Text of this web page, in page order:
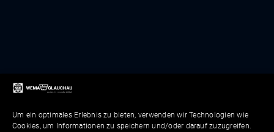
Um ein optimales Erlebnis zu bieten, verwenden wir Technologien wie
Cookies, um Informationen zu speichern und/oder darauf zuzugreifen.